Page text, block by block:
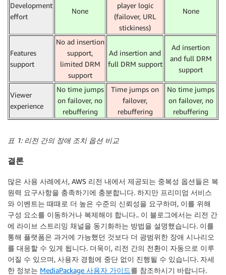
Development
effort
None
player logic
(failover, URL
stickiness)
None
Features
support
No ad insertion
support,
limited DRM
support
Ad insertion and
full DRM support
Ad insertion
and full DRM
support
Viewer
experience
No time jumps
on failover, no
rebuffering
Time jumps on
failover,
rebuffering
No time jumps
on failover, no
rebuffering
표 1: 리전 간의 장애 조치 옵션 비교
결론
많은 사용 사례에서, AWS 리전 내에서 제공되는 중복성 옵션들은 복
원력 요구사항을 충족하기에 충분합니다. 하지만 프리미엄 서비스
와 이벤트는 때때로 더 높은 수준의 신뢰성을 요구하며, 이를 위해
구성 요소를 이동하거나 복제해야 합니다.. 이 블로그에서는 리전 간
에 라이브 스트리밍 채널을 동기화하는 방법을 설명했습니다. 이를
통해 플랫폼은 과거에 가능했던 것보다 더 광범위한 장애 시나리오
를 대응할 수 있게 됩니다. 더욱이, 리전 간의 전환이 자동으로 이루
어질 수 있으며, 사용자 경험에 중단 없이 진행될 수 있습니다. 자세
한 정보는 MediaPackage 사용자 가이드를 참조하시기 바랍니다.